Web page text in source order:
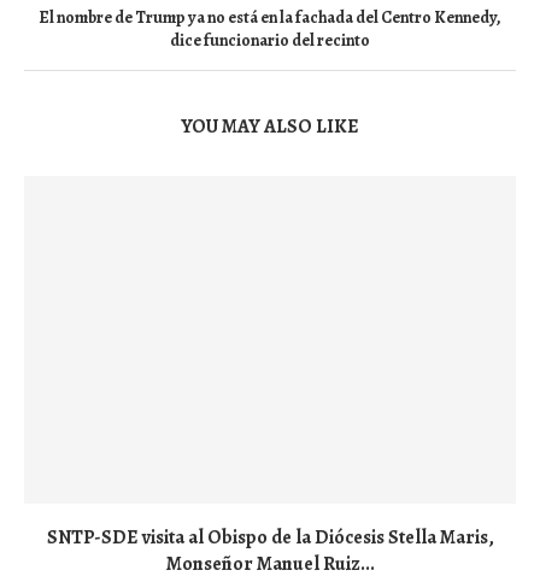
El nombre de Trump ya no está en la fachada del Centro Kennedy,
dice funcionario del recinto
YOU MAY ALSO LIKE
SNTP-SDE visita al Obispo de la Diócesis Stella Maris,
Monseñor Manuel Ruiz...